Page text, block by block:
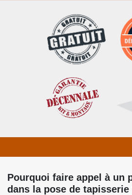
Pourquoi faire appel à un
dans la pose de tapisserie